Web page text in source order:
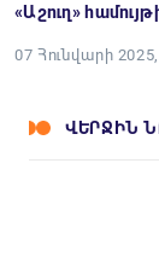
«Աշուղ»
07 Հունվարի
ՎԵՐՋԻՆ